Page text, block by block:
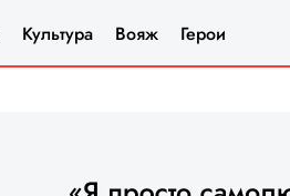
Культура Вояж Герои